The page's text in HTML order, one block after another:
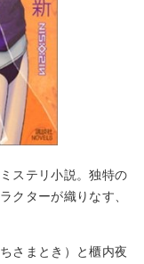
ステリ小説。独特の
クターが織りなす、
さまとき）と櫃内夜